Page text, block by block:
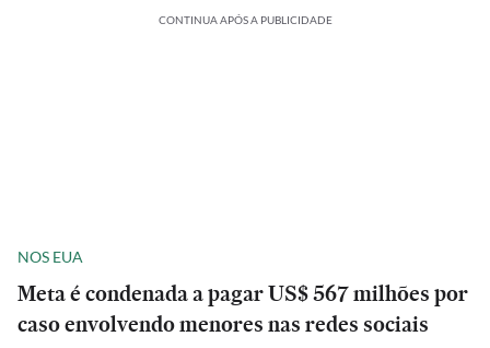
CONTINUA APÓS A PUBLICIDADE
NOS EUA
Meta é condenada a pagar US$ 567 milhões por
caso envolvendo menores nas redes sociais